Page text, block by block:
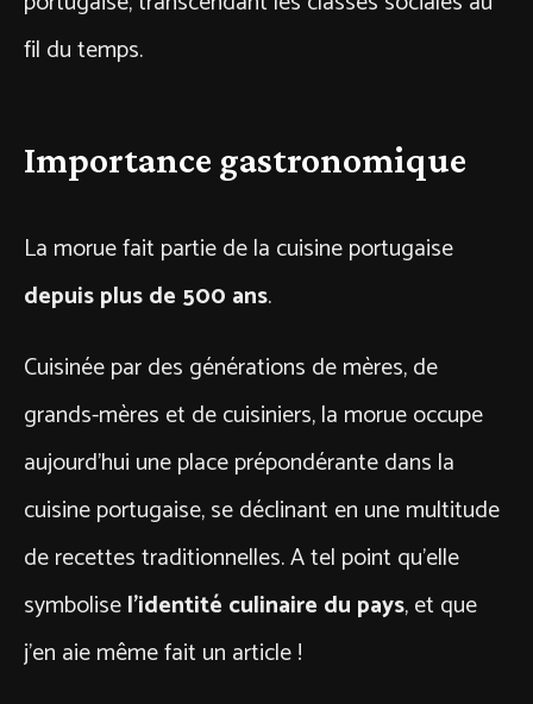
fil du temps.
Importance gastronomique
La morue fait partie de la cuisine portugaise
depuis plus de 500 ans.
Cuisinée par des générations de mères, de
grands-mères et de cuisiniers, la morue occupe
aujourd’hui une place prépondérante dans la
cuisine portugaise, se déclinant en une multitude
de recettes traditionnelles. A tel point qu’elle
symbolisel’identité culinaire du pays, et que
j’en aie même fait un article !